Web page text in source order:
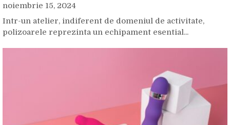
noiembrie 15, 2024
Intr-un atelier, indiferent de domeniul de activitate,
polizoarele reprezinta un echipament esential...